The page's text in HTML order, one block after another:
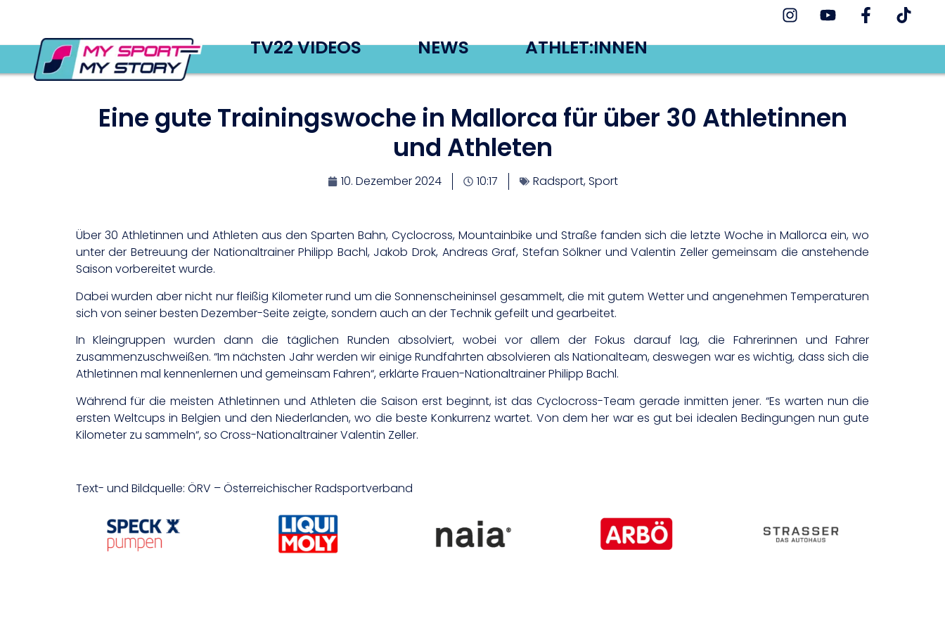
TV22 VIDEOS NEWS ATHLET:INNEN
Eine gute Trainingswoche in Mallorca für über 30 Athletinnen
und Athleten
10. Dezember 2024 10:17 Radsport,Sport
Über 30 Athletinnen und Athleten aus den Sparten Bahn, Cyclocross, Mountainbike und Straße fanden sich die letzte Woche in Mallorca ein, wo
unter der Betreuung der Nationaltrainer Philipp Bachl, Jakob Drok, Andreas Graf, Stefan Sölkner und Valentin Zeller gemeinsam die anstehende
Saison vorbereitet wurde.
Dabei wurden aber nicht nur fleißig Kilometer rund um die Sonnenscheininsel gesammelt, die mit gutem Wetter und angenehmen Temperaturen
sich von seiner besten Dezember-Seite zeigte, sondern auch an der Technik gefeilt und gearbeitet.
In Kleingruppen wurden dann die täglichen Runden absolviert, wobei vor allem der Fokus darauf lag, die Fahrerinnen und Fahrer
zusammenzuschweißen. “Im nächsten Jahr werden wir einige Rundfahrten absolvieren als Nationalteam, deswegen war es wichtig, dass sich die
Athletinnen mal kennenlernen und gemeinsam Fahren“, erklärte Frauen-Nationaltrainer Philipp Bachl.
Während für die meisten Athletinnen und Athleten die Saison erst beginnt, ist das Cyclocross-Team gerade inmitten jener. “Es warten nun die
ersten Weltcups in Belgien und den Niederlanden, wo die beste Konkurrenz wartet. Von dem her war es gut bei idealen Bedingungen nun gute
Kilometer zu sammeln“, so Cross-Nationaltrainer Valentin Zeller.
Text- und Bildquelle: ÖRV – Österreichischer Radsportverband